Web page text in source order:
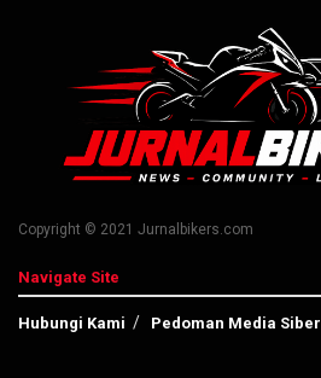
Copyright © 2021 Jurnalbikers.com
Navigate Site
Hubungi Kami Pedoman Media Siber